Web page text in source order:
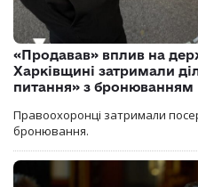
«Продавав» вплив на
Харківщині затримали
питання» з бронюванням
Правоохоронці затримали
бронювання.